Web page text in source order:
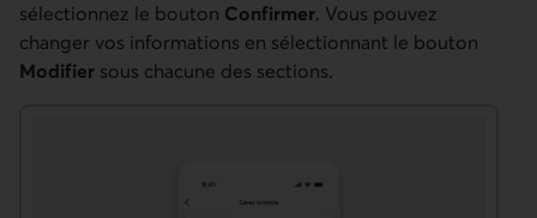
sélectionnez le bouton Confirmer. Vous pouvez
changer vos informations en sélectionnant le bouton
Modifier sous chacune des sections.